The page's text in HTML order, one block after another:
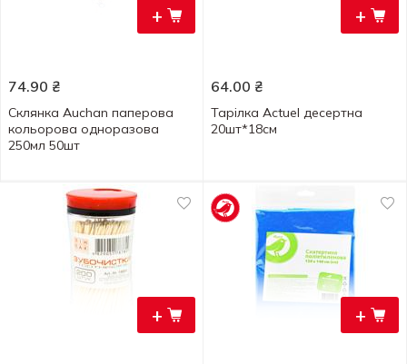
+
74.90 ₴
Склянка Auchan паперова
кольорова одноразова
250мл 50шт
+
64.00 ₴
Тарілка Actuel десертна
20шт*18см
+ +